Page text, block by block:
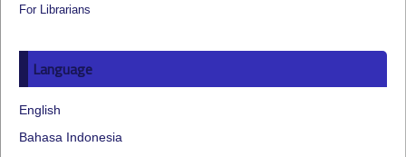
For Librarians
Language
English
Bahasa Indonesia